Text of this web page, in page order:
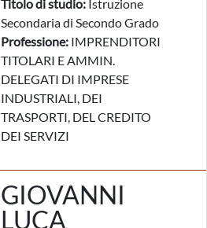
Titolo di studio: Istruzione
Secondaria di Secondo Grado
Professione: IMPRENDITORI
TITOLARI E AMMIN.
DELEGATI DI IMPRESE
INDUSTRIALI, DEI
TRASPORTI, DEL CREDITO
DEI SERVIZI
GIOVANNI
LUCA